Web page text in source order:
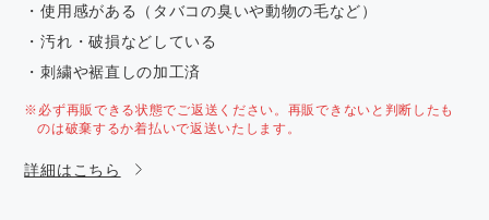
・使用感がある（タバコの臭いや動物の毛など）
・汚れ・破損などしている
・刺繍や裾直しの加工済
※必ず再販できる状態でご返送ください。再販できないと判断したも
のは破棄するか着払いで返送いたします。
詳細はこちら